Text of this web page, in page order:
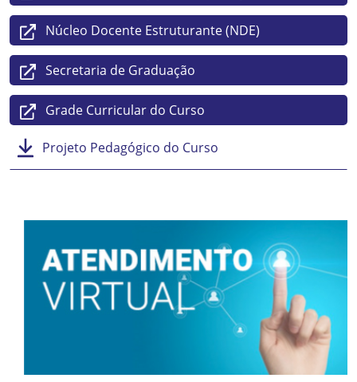
Núcleo Docente Estruturante (NDE)
Secretaria de Graduação
Grade Curricular do Curso
Projeto Pedagógico do Curso